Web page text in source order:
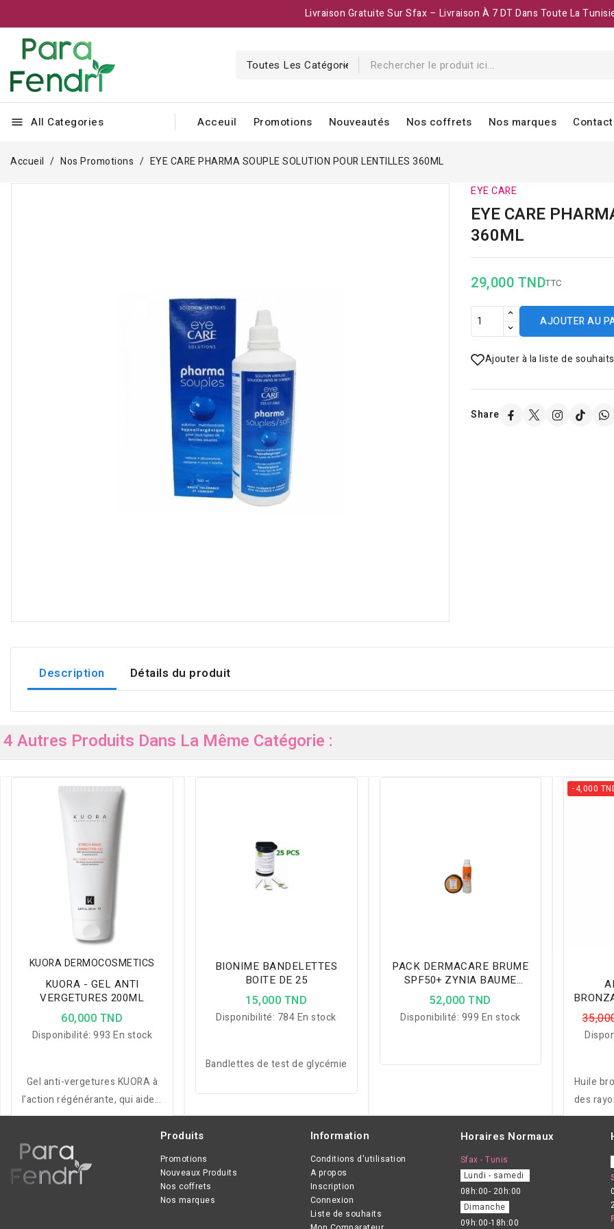
Livraison Gratuite Sur Sfax – Livraison À 7 DT Dans Toute La
menu All Categories Acceuil Promotions Nouveautés Nos coffrets Nos marques
Accueil Nos Promotions EYE CARE PHARMA SOUPLE SOLUTION POUR LENTILLES 360ML
EYE CARE
EYE CARE
360ML
29,000 TNDTTC
AJOUTER AU
Ajouter à la liste de souhaits
Share
Description Détails du produit
4 Autres Produits Dans La Même Catégorie :
KUORA DERMOCOSMETICS
KUORA - GEL ANTI
VERGETURES 200ML
60,000 TND
Disponibilité:993 En stock
Gel anti-vergetures KUORA à
l’action régénérante, qui aide à
améliorer l’élasticité de la peau
vergetures.
BIONIME BANDELETTES
BOITE DE 25
15,000 TND
Disponibilité: 784 En stock
Bandlettes de test de glycémie
PACK DERMACARE BRUME
SPF50+ ZYNIA BAUME
BRONZANTE PAILLETEE
52,000 TND
Disponibilité: 999 En stock
-4,000
Huile
des
Produits
Promotions
Nouveaux Produits
Nos coffrets
Nos marques
Information
Conditions d'utilisation
A propos
Inscription
Connexion
Liste de souhaits
Horaires Normaux
Sfax - Tunis
Lundi - samedi
08h:00- 20h:00
Dimanche
09h:00-18h:00